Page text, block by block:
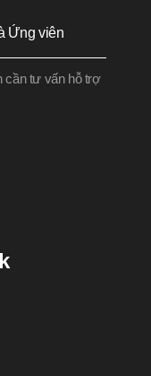
Ứng viên
cần tư vấn hỗ trợ